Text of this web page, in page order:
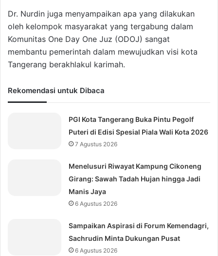
Dr. Nurdin juga menyampaikan apa yang dilakukan
oleh kelompok masyarakat yang tergabung dalam
Komunitas One Day One Juz (ODOJ) sangat
membantu pemerintah dalam mewujudkan visi kota
Tangerang berakhlakul karimah.
Rekomendasi untuk Dibaca
PGI Kota Tangerang Buka Pintu Pegolf
Puteri di Edisi Spesial Piala Wali Kota 2026
7 Agustus 2026
Menelusuri Riwayat Kampung Cikoneng
Girang: Sawah Tadah Hujan hingga Jadi
Manis Jaya
6 Agustus 2026
Sampaikan Aspirasi di Forum Kemendagri,
Sachrudin Minta Dukungan Pusat
6 Agustus 2026